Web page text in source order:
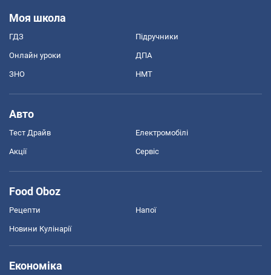
Моя школа
ГДЗ Підручники
Онлайн уроки ДПА
ЗНО НМТ
Авто
Тест Драйв Електромобілі
Акції Сервіс
Food Oboz
Рецепти Напої
Новини Кулінарії
Економіка